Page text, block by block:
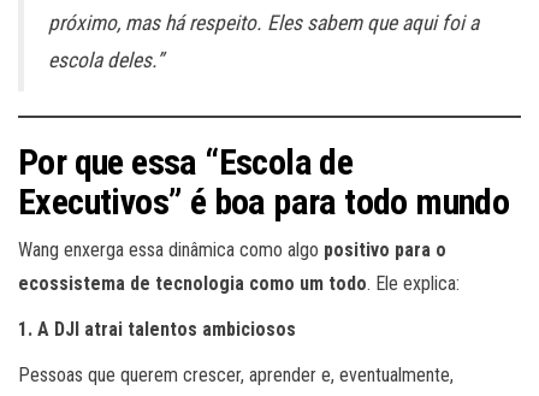
próximo, mas há respeito. Eles sabem que aqui foi a
escola deles.”
Por que essa “Escola de
Executivos” é boa para todo mundo
Wang enxerga essa dinâmica como algo positivo para o
ecossistema de tecnologia como um todo. Ele explica:
1. A DJI atrai talentos ambiciosos
Pessoas que querem crescer, aprender e, eventualmente,